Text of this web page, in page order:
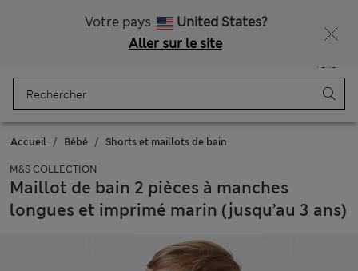
Votre pays
United States?
Aller sur le site
Panier
Accueil Bébé Shorts et maillots de bain
M&S COLLECTION
Maillot de bain 2 pièces à manches
longues et imprimé marin (jusqu’au 3 ans)